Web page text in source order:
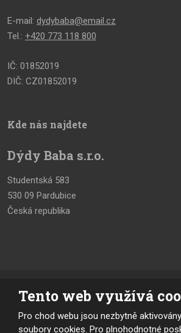
E-mail: dydybaba@email.cz
Tel.: +420 773 118 800
IČ: 01852019
DIČ: CZ01852019
Kde nás najdete
Dýdy Baba s.r.o.
Studentská 583
530 09 Pardubice
Česká republika
© 2026, vytvořila eBRÁNA
Mapa stránek
Tento web využívá
Pro chod webu jsou nezbytně
soubory cookies. Pro plnohodnotné